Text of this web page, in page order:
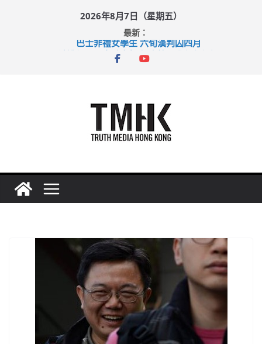
2026年8月7日（星期五）
最新：
巴士非禮女學生 六旬漢判囚四月
涉造假公屋富戶申報表 倉管員准保釋候訊